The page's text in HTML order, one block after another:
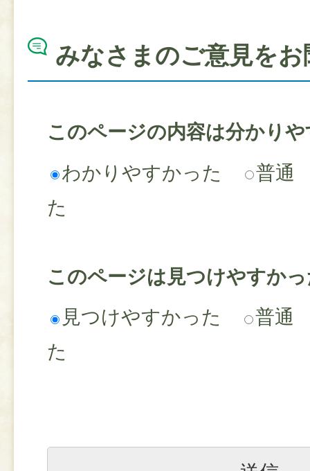
みなさまのご意見を
このページの内容は分かり
わかりやすかった
普通
た
このページは見つけやすか
見つけやすかった
普通
た